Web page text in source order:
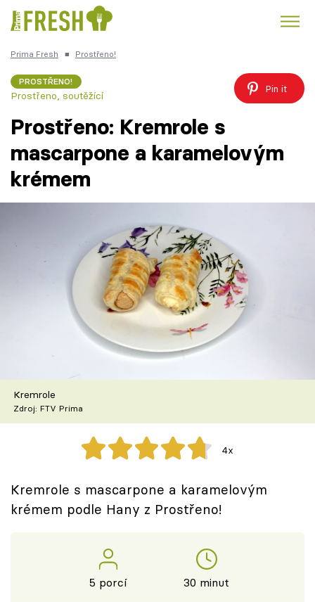
Česká kuchyně
Témata
Články
Škola vaření
Speciál: Cuketa
Těhotnej kuchař
Přihlášení
Prima Fresh ■ Prostřeno!
PROSTŘENO!
Prostřeno, soutěžící
Pin it
Prostřeno: Kremrole s
mascarpone a karamelovým
krémem
Kremrole
Zdroj: FTV Prima
4x
Kremrole s mascarpone a karamelovým
krémem podle Hany z Prostřeno!
5 porcí 30 minut